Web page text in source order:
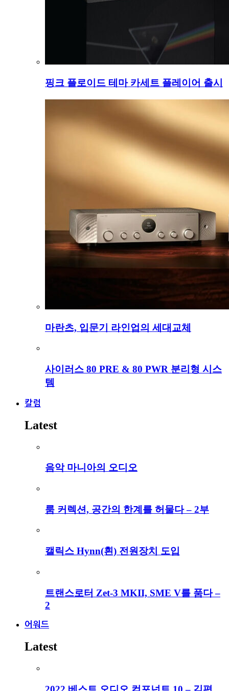
핑크 플로이드 테마 카세트 플레이어 출시
마란츠, 입문기 라인업의 세대교체
사이러스 80 PRE & 80 PWR 분리형 시스
템
칼럼
Latest
음악 마니아의 오디오
룸 커렉션, 공간의 한계를 허물다 – 2부
캘릭스 Hynn(흰) 전원장치 도입
트랜스로터 Zet-3 MKII, SME V를 품다 –
2
어워드
Latest